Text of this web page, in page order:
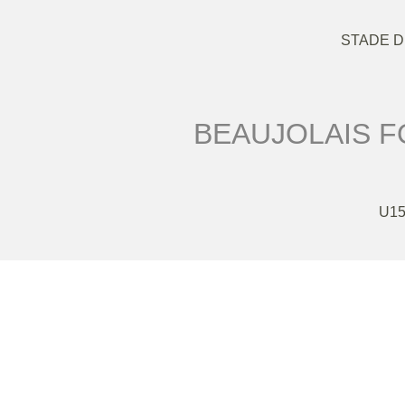
STADE
BEAUJOLAIS